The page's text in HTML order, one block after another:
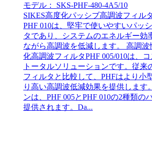
モデル： SKS-PHF-480-4A5/10
SIKES高度化パッシブ高調波フィル
PHF 010は、堅牢で使いやすいパッ
タであり、システムのエネルギー効
ながら高調波を低減します。 高調
化高調波フィルタPHF 005/010は、
トータルソリューションです。従来
フィルタと比較して、PHFはより小
り高い高調波低減効果を提供します
ンは、PHF 005とPHF 010の2種類の
提供されます。Da...